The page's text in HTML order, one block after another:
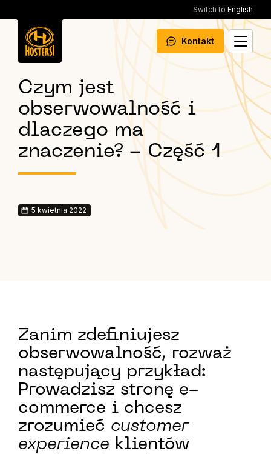
Switch to English
Kontakt
Czym jest
obserwowalność i
dlaczego ma
znaczenie? - Część 1
5 kwietnia 2022
Zanim zdefiniujesz
obserwowalność, rozważ
następujący przykład:
Prowadzisz stronę e-
commerce i chcesz
zrozumieć customer
experience klientów